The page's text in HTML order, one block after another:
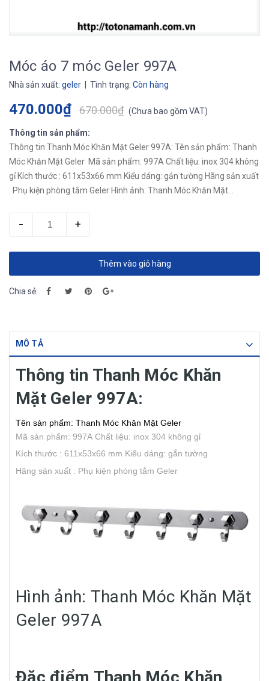
Móc áo 7 móc Geler 997A
Nhà sản xuất: geler | Tình trạng: Còn hàng
470.000₫ 670.000₫ (Chưa bao gồm VAT)
Thông tin sản phẩm:
Thông tin Thanh Móc Khăn Mặt Geler 997A: Tên sản phẩm: Thanh
Móc Khăn Mặt Geler Mã sản phẩm: 997A Chất liệu: inox 304 không
gỉ Kích thước : 611x53x66 mm Kiểu dáng: gắn tường Hãng sản xuất
: Phụ kiện phòng tắm Geler Hình ảnh: Thanh Móc Khăn Mặt...
- +
Thêm vào giỏ hàng
Chia sẻ:
MÔ TẢ
Thông tin Thanh Móc Khăn
Mặt Geler 997A:
Tên sản phẩm: Thanh Móc Khăn Mặt Geler
Mã sản phẩm: 997A Chất liệu: inox 304 không gỉ
Kích thước : 611x53x66 mm Kiểu dáng: gắn tường
Hãng sản xuất : Phụ kiện phòng tắm Geler
Hình ảnh: Thanh Móc Khăn Mặt
Geler 997A
Đặc điểm Thanh Móc Khăn